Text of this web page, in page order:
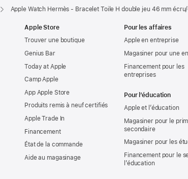
Apple Watch Hermès - Bracelet Toile H double jeu 46 mm
Apple Store
Trouver une boutique
Genius Bar
Today at Apple
Camp Apple
App Apple Store
Produits remis à neuf certifiés
Apple Trade In
Financement
État de la commande
Aide au magasinage
Pour les affaires
Apple en entreprise
Magasiner pour une
Financement pour les
entreprises
Pour l’éducation
Apple et l’éducation
Magasiner pour le
secondaire
Magasiner pour les
Financement pour le
l’éducation